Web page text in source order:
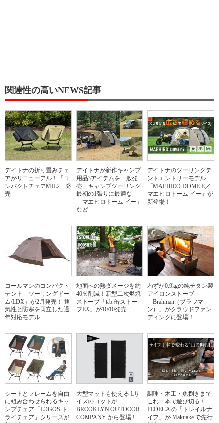
関連性の高いNEWS記事
デイトナの折り畳みチェ
アがリニューアル！「コ
ンパクトチェアMIL2」発
売
デイトナが新作キャンプ
用品3アイテムを一般発
売、キャンプツーリング
最初の1張りに最適な
「マエヒロドーム イー」
など
デイトナのツーリングテ
ントエントリーモデル
「MAEHIRO DOME E／
マエヒロドーム イー」が
新登場！
コールマンのコンパクト
テント「ツーリングドー
ム/LDX」が2月発売！ 通
気性と防寒を両立した通
年対応モデル
地面への熱ダメージを約
40％削減！新型二次燃焼
ストーブ「tab.缶ストー
ブEX」が10/10発売
わずか0.9kgの純チタン製
アイロンストーブ
「Brahman（ブラフマ
ン）」がクラウドファン
ディングに登場！
シートとフレームを自由
に組み合わせられるキャ
ンプチェア「LOGOS ト
ライチェア」シリーズが
大型マットも使える Lサ
イズのコットが
BROOKLYN OUTDOOR
COMPANY から登場！
調理・木工・魚捌きまで
これ一本で遊び切る！
FEDECA の「トレイルナ
イフ」が Makuake で先行